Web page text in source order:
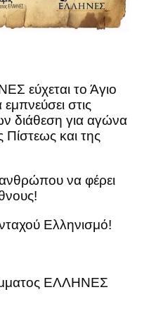
εύχεται το Άγιο
στις
διάθεση για αγώνα
Πίστεως και της
να φέρει
Ελληνισμό!
ΕΛΛΗΝΕΣ